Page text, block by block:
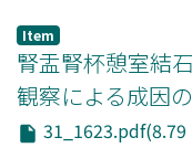
nephrectomy. The
amylase in the
spontaneously by
postoperatively.
Item
腎盂腎杯憩室結
観察による成因
31_1623.pdf(8.79